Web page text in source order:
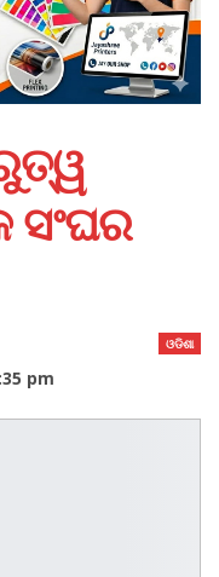
ସଂଘର
ଓଡିଶା
pm